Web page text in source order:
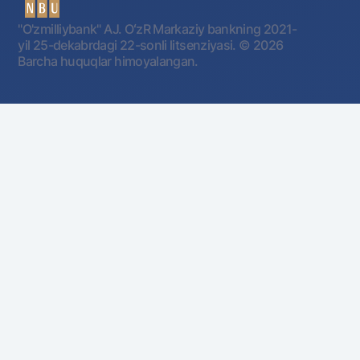
"O'zmilliybank" AJ. OʻzR Markaziy bankning 2021-
yil 25-dekabrdagi 22-sonli litsenziyasi. © 2026
Barcha huquqlar himoyalangan.